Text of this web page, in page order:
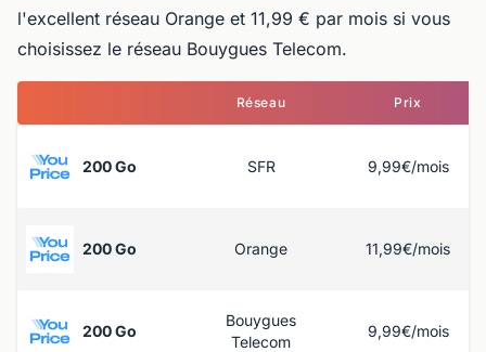
l'excellent réseau Orange et 11,99 € par mois si vous
choisissez le réseau Bouygues Telecom.
Réseau Prix
200 Go SFR 9,99€/mois
200 Go Orange 11,99€/mois
200 Go
Bouygues
Telecom
9,99€/mois